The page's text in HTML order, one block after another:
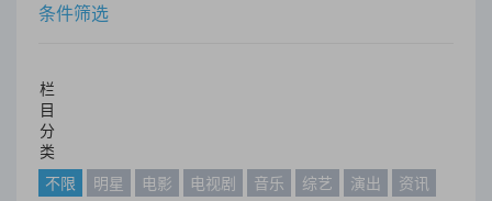
条件筛选
栏
目
分
类
不限
明星 电影 电视剧 音乐 综艺 演出 资讯